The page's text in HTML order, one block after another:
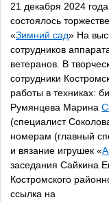
21 декабря 2024
состоялось
«Зимний сад» На
сотрудников
ветеранов. В
сотрудники
работы в техниках:
Румянцева Марина
(специалист
номерам (главный
и вязание игрушек «
заседания Сайкина
Костромского
ссылка на